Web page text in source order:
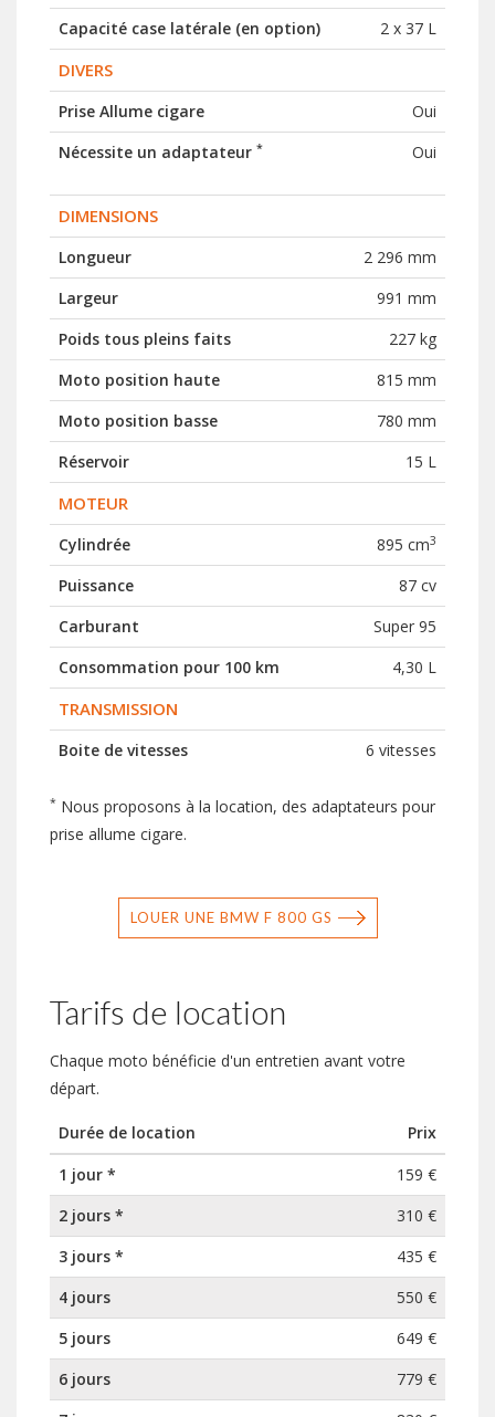
Capacité case latérale (en option)
2 x 37 L
DIVERS
Prise Allume cigare
Oui
Nécessite un adaptateur * Oui
DIMENSIONS
Longueur
2 296 mm
Largeur
991 mm
Poids tous pleins faits
227 kg
Moto position haute
815 mm
Moto position basse
780 mm
Réservoir
15 L
MOTEUR
Cylindrée 895 cm3
Puissance
87 cv
Carburant
Super 95
Consommation pour 100 km
4,30 L
TRANSMISSION
Boite de vitesses 6 vitesses
* Nous proposons à la location, des adaptateurs pour
prise allume cigare.
LOUER UNE BMW F 800 GS
Tarifs de location
Chaque moto bénéficie d'un entretien avant votre
départ.
Durée de location
Prix
1 jour *
159 €
2 jours *
310 €
3 jours *
435 €
4 jours
550 €
5 jours
649 €
6 jours
779 €